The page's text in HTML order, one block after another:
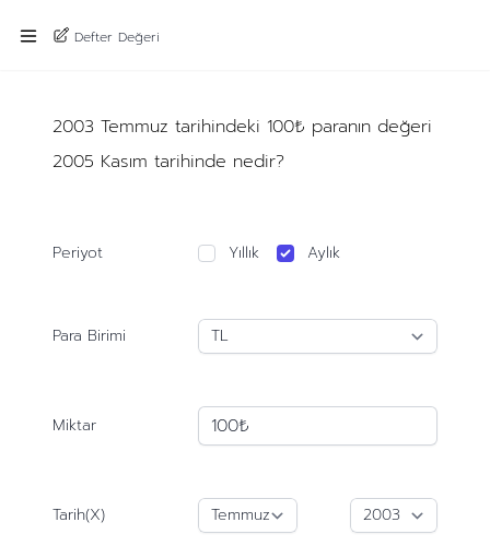
Defter Değeri
2003 Temmuz tarihindeki 100₺ paranın değeri
2005 Kasım tarihinde nedir?
Periyot Yıllık Aylık
Para Birimi
Miktar
Tarih(X)